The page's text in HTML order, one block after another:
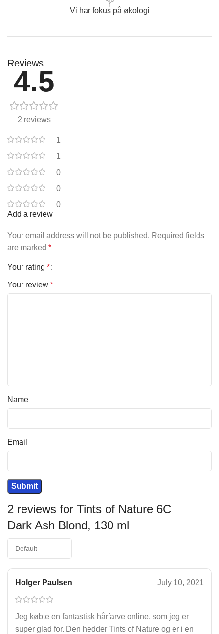
Vi har fokus på økologi
Reviews
4.5
2 reviews
1
1
0
0
0
2 reviews for Tints of Nature 6C
Dark Ash Blond, 130 ml
Holger Paulsen July 10, 2021
Jeg købte en fantastisk hårfarve online, som jeg er
super glad for. Den hedder Tints of Nature og er i en
Add a review
Your email address will not be published. Required fields
are marked *
Your rating *
Your review *
Name
Email